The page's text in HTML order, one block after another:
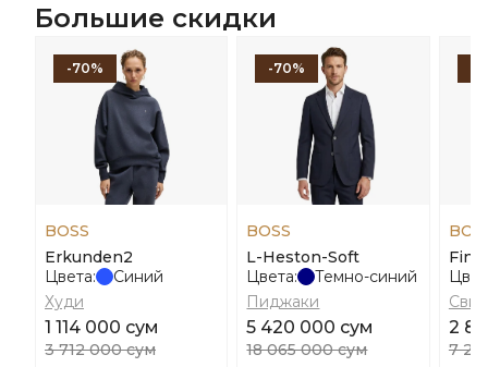
Большие скидки
-70%
BOSS
Erkunden2
Цвета:
Синий
Худи
1 114 000 сум
3 712 000 сум
-70%
BOSS
L-Heston-Soft
Цвета:
Темно-синий
Пиджаки
5 420 000 сум
18 065 000 сум
Finfi
2
7